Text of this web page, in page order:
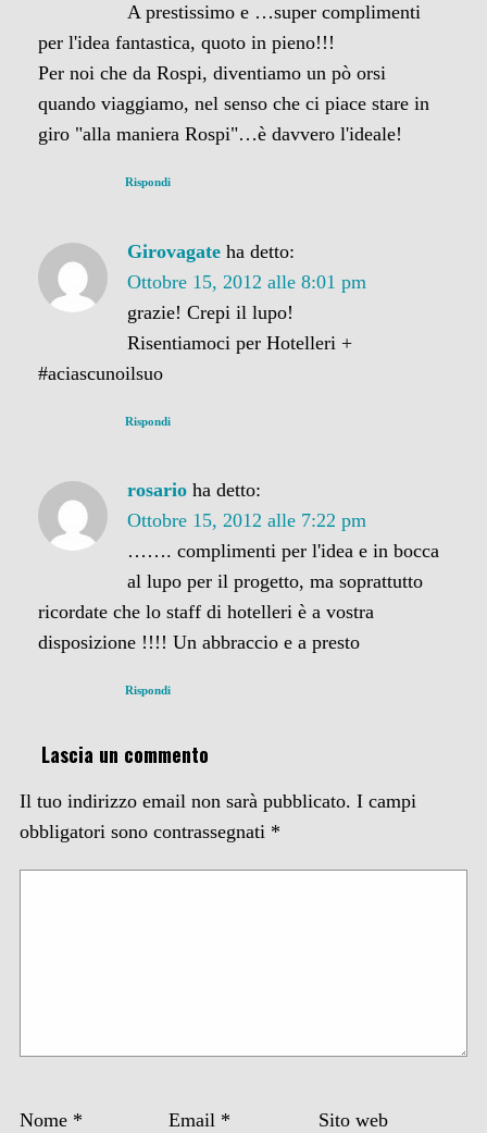
A prestissimo e …super complimenti
per l'idea fantastica, quoto in pieno!!!
Per noi che da Rospi, diventiamo un pò orsi
quando viaggiamo, nel senso che ci piace stare in
giro "alla maniera Rospi"…è davvero l'ideale!
Rispondi
Girovagate ha detto:
Ottobre 15, 2012 alle 8:01 pm
grazie! Crepi il lupo!
Risentiamoci per Hotelleri +
#aciascunoilsuo
Rispondi
rosario ha detto:
Ottobre 15, 2012 alle 7:22 pm
……. complimenti per l'idea e in bocca
al lupo per il progetto, ma soprattutto
ricordate che lo staff di hotelleri è a vostra
disposizione !!!! Un abbraccio e a presto
Rispondi
Lascia un commento
Il tuo indirizzo email non sarà pubblicato. I campi
obbligatori sono contrassegnati *
Nome * Email * Sito web